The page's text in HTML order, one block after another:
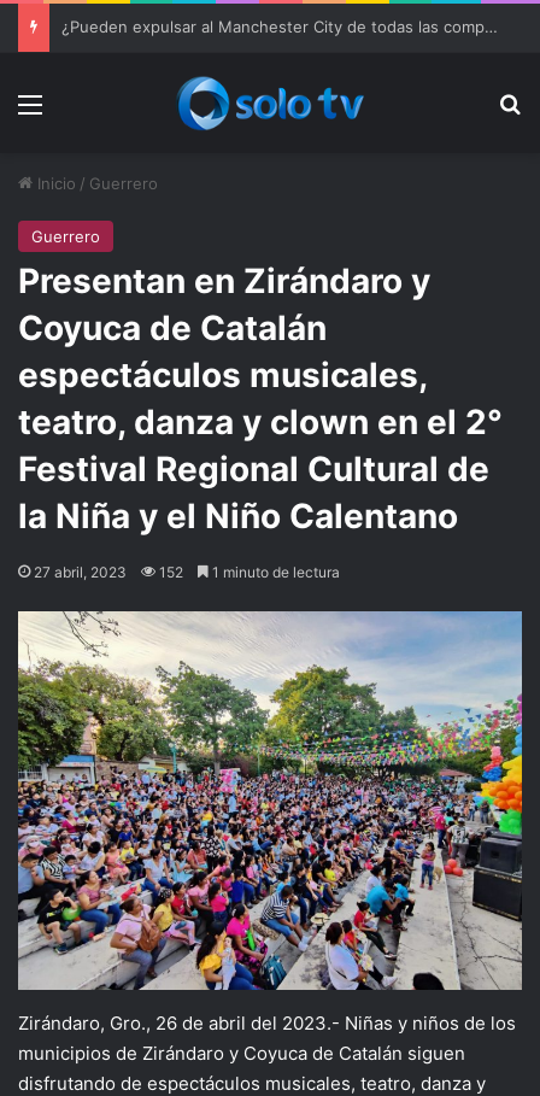
¿Pueden expulsar al Manchester City de todas las competiciones?
Menu
Inicio / Guerrero
Guerrero
Presentan en Zirándaro y
Coyuca de Catalán
espectáculos musicales,
teatro, danza y clown en el 2°
Festival Regional Cultural de
la Niña y el Niño Calentano
27 abril, 2023 152 1 minuto de lectura
Zirándaro, Gro., 26 de abril del 2023.- Niñas y niños de los
municipios de Zirándaro y Coyuca de Catalán siguen
disfrutando de espectáculos musicales, teatro, danza y